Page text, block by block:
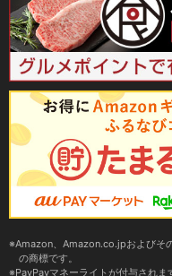
Amazon、Amazon.co.jpおよびそ
の商標です。
PayPayマネーライトが付与されま